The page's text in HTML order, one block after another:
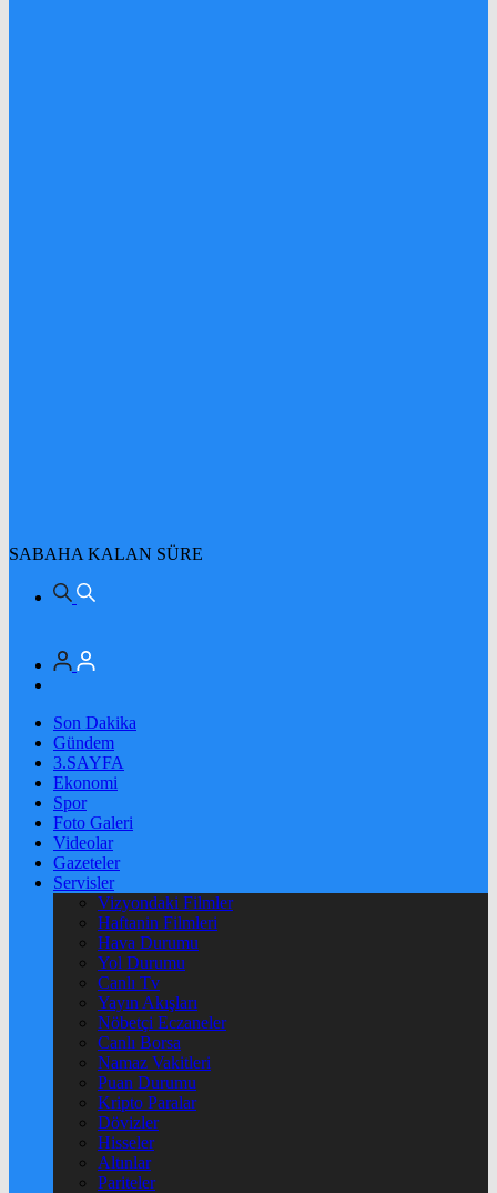
SABAHA KALAN SÜRE
Son Dakika
Gündem
3.SAYFA
Ekonomi
Spor
Foto Galeri
Videolar
Gazeteler
Servisler
Vizyondaki Filmler
Haftanin Filmleri
Hava Durumu
Yol Durumu
Canlı Tv
Yayın Akışları
Nöbetçi Eczaneler
Canlı Borsa
Namaz Vakitleri
Puan Durumu
Kripto Paralar
Dövizler
Hisseler
Altınlar
Pariteler